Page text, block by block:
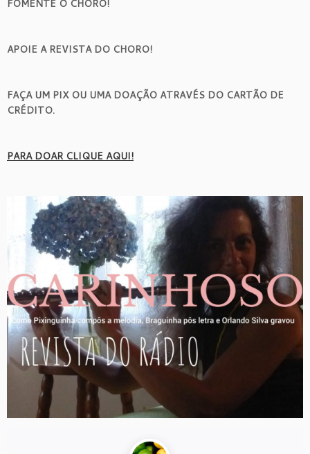
FOMENTE O CHORO!
APOIE A REVISTA DO CHORO!
FAÇA UM PIX OU UMA DOAÇÃO ATRAVÉS DO CARTÃO DE
CRÉDITO.
PARA DOAR CLIQUE AQUI!